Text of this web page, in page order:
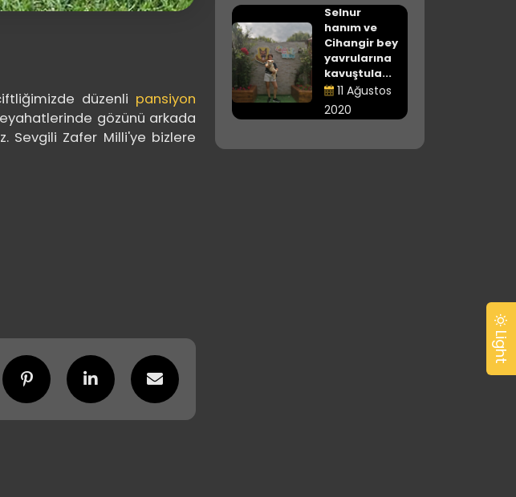
düzenli pansiyon
gözünü arkada
Sevgili Zafer Milli'ye bizlere
Selnur
hanım ve
Cihangir bey
yavrularına
kavuştula...
11 Ağustos
2020
Light